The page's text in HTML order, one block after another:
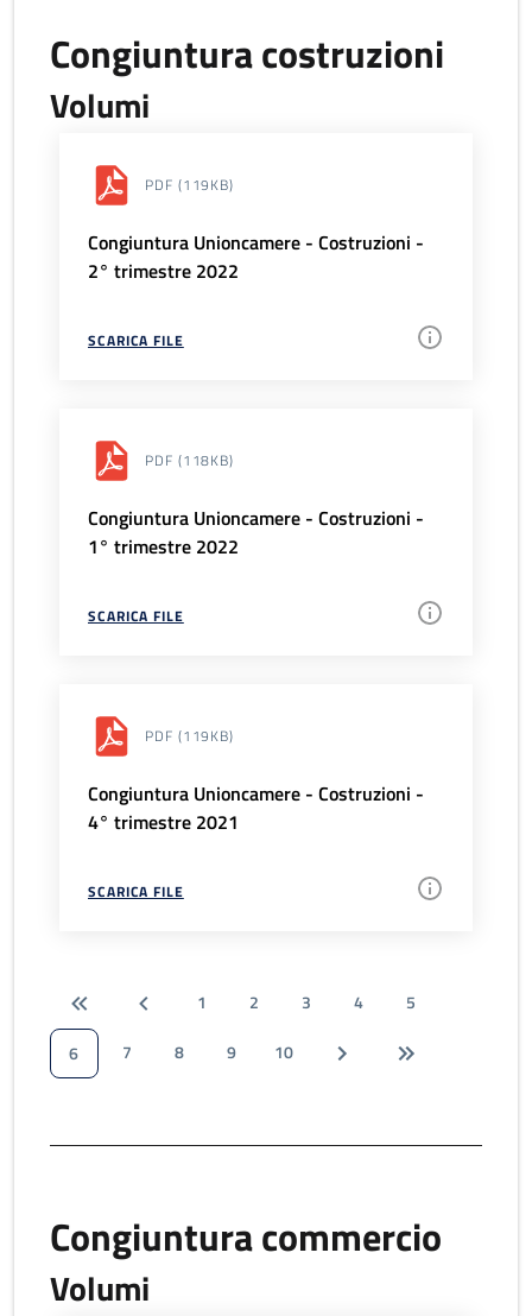
Congiuntura costruzioni
Volumi
PDF (119KB)
Congiuntura Unioncamere - Costruzioni -
2° trimestre 2022
SCARICA FILE
PDF (118KB)
Congiuntura Unioncamere - Costruzioni -
1° trimestre 2022
SCARICA FILE
PDF (119KB)
Congiuntura Unioncamere - Costruzioni -
4° trimestre 2021
SCARICA FILE
1 2 3 4
5
6
7 8 9 10
Congiuntura commercio
Volumi